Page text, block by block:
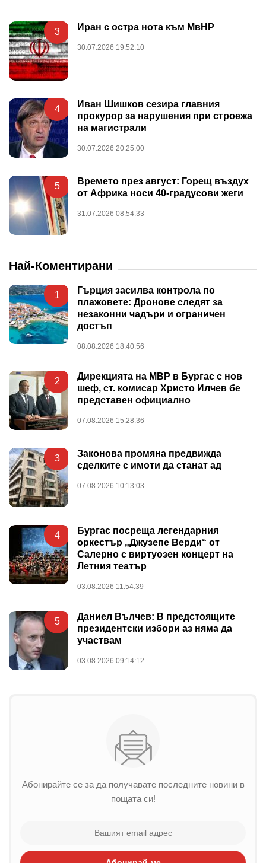
3 Иран с остра нота към МвНР
30.07.2026 19:52:10
4
Иван Шишков сезира главния
прокурор за нарушения при строежа
на магистрали
30.07.2026 20:25:00
5
Времето през август: Горещ въздух
от Африка носи 40-градусови жеги
31.07.2026 08:54:33
Най-Коментирани
1
Гърция засилва контрола по
плажовете: Дронове следят за
незаконни чадъри и ограничен
достъп
08.08.2026 18:40:56
2
Дирекцията на МВР в Бургас с нов
шеф, ст. комисар Христо Илчев бе
представен официално
07.08.2026 15:28:36
3
Законова промяна предвижда
сделките с имоти да станат ад
07.08.2026 10:13:03
4
Бургас посреща легендарния
оркестър „Джузепе Верди“ от
Салерно с виртуозен концерт на
Летния театър
03.08.2026 11:54:39
5
Даниел Вълчев: В предстоящите
президентски избори аз няма да
участвам
03.08.2026 09:14:12
Абонирайте се за да получавате последните новини в
пощата си!